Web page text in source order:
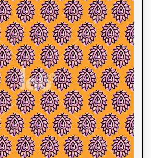
expressar nossa identidade
de nossos tecidos e estampas
trabalhando em colaboração
e dando vida aos seus
Nossa extensa linha de
para diferentes mercados.
tecidos ecológicos e
podem ser acabados em
ou impressão digital.